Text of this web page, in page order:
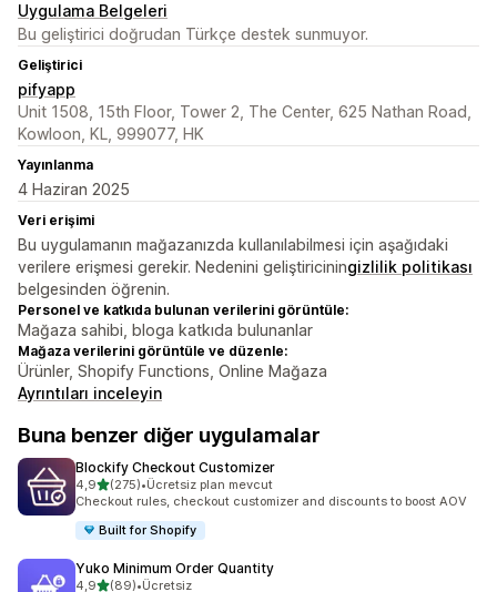
Uygulama Belgeleri
Bu geliştirici doğrudan Türkçe destek sunmuyor.
Geliştirici
pifyapp
Unit 1508, 15th Floor, Tower 2, The Center, 625 Nathan Road,
Kowloon, KL, 999077, HK
Yayınlanma
4 Haziran 2025
Veri erişimi
Bu uygulamanın mağazanızda kullanılabilmesi için aşağıdaki
verilere erişmesi gerekir. Nedenini geliştiriciningizlilik politikası
belgesinden öğrenin.
Personel ve katkıda bulunan verilerini görüntüle:
Mağaza sahibi, bloga katkıda bulunanlar
Mağaza verilerini görüntüle ve düzenle:
Ürünler, Shopify Functions, Online Mağaza
Ayrıntıları inceleyin
Buna benzer diğer uygulamalar
Blockify Checkout Customizer
4,95 yıldız üzerinden
(275)
toplam 275 değerlendirme
•Ücretsiz plan mevcut
Checkout rules, checkout customizer and discounts to boost AOV
Built for Shopify
Yuko Minimum Order Quantity
4,95 yıldız üzerinden
(89)•Ücretsiz